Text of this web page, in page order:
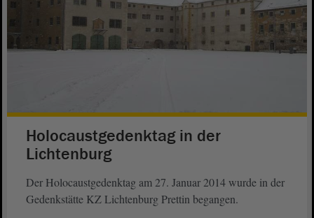
Holocaustgedenktag in der
Lichtenburg
Der Holocaustgedenktag am 27. Januar 2014 wurde in der
Gedenkstätte KZ Lichtenburg Prettin begangen.